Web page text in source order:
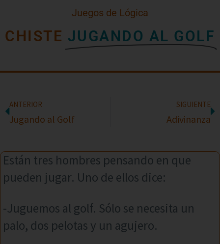
Juegos de Lógica
CHISTE JUGANDO AL GOLF
ANTERIOR
Jugando al Golf
SIGUIENTE
Adivinanza
Están tres hombres pensando en que
pueden jugar. Uno de ellos dice:
-Juguemos al golf. Sólo se necesita un
palo, dos pelotas y un agujero.